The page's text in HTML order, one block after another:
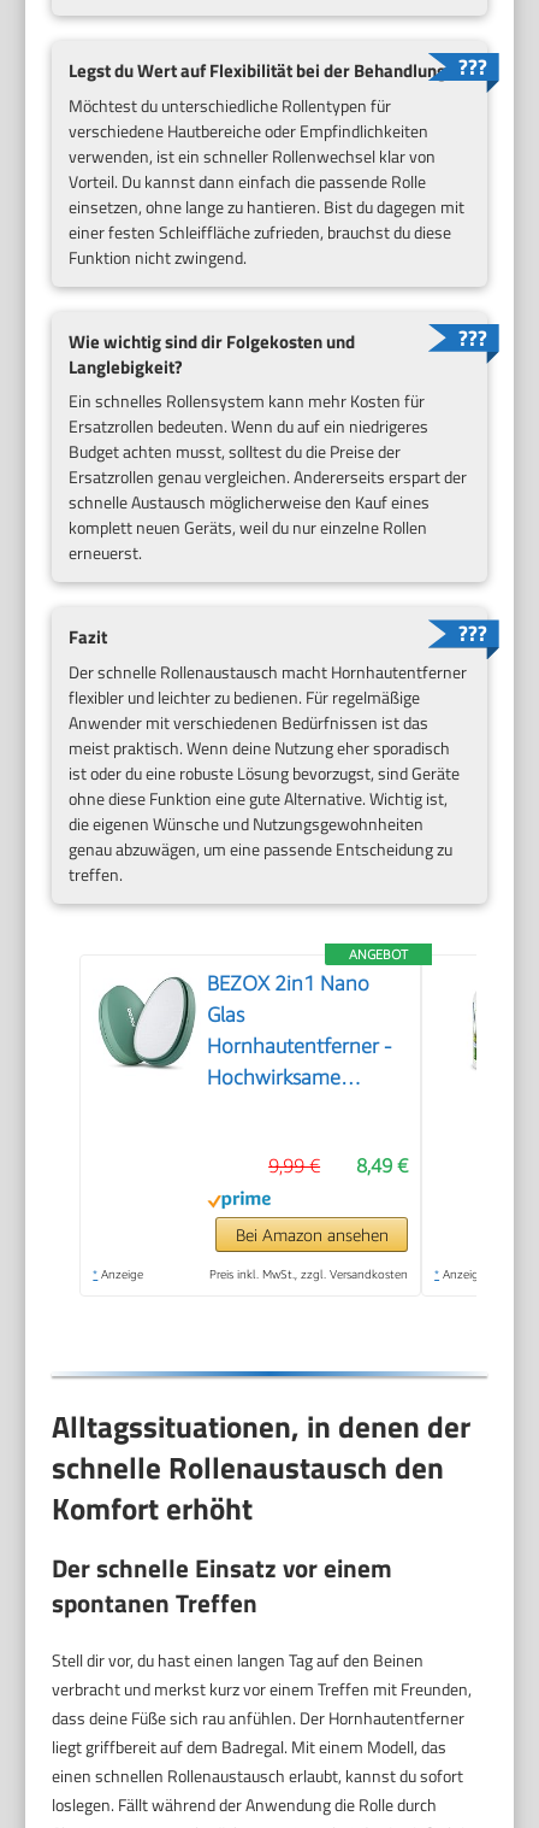
Legst du Wert auf Flexibilität bei der Behandlung?
Möchtest du unterschiedliche Rollentypen für
verschiedene Hautbereiche oder Empfindlichkeiten
verwenden, ist ein schneller Rollenwechsel klar von
Vorteil. Du kannst dann einfach die passende Rolle
einsetzen, ohne lange zu hantieren. Bist du dagegen mit
einer festen Schleiffläche zufrieden, brauchst du diese
Funktion nicht zwingend.
Wie wichtig sind dir Folgekosten und
Langlebigkeit?
Ein schnelles Rollensystem kann mehr Kosten für
Ersatzrollen bedeuten. Wenn du auf ein niedrigeres
Budget achten musst, solltest du die Preise der
Ersatzrollen genau vergleichen. Andererseits erspart der
schnelle Austausch möglicherweise den Kauf eines
komplett neuen Geräts, weil du nur einzelne Rollen
erneuerst.
Fazit
Der schnelle Rollenaustausch macht Hornhautentferner
flexibler und leichter zu bedienen. Für regelmäßige
Anwender mit verschiedenen Bedürfnissen ist das
meist praktisch. Wenn deine Nutzung eher sporadisch
ist oder du eine robuste Lösung bevorzugst, sind Geräte
ohne diese Funktion eine gute Alternative. Wichtig ist,
die eigenen Wünsche und Nutzungsgewohnheiten
genau abzuwägen, um eine passende Entscheidung zu
treffen.
ANGEBOT
BEZOX 2in1 Nano
Glas
Hornhautentferner -
Hochwirksame
Professionelle
Fußpflege sicher &
schnell Zur
Hornhautentfernung
8,49 €
9,99 €
Bei Amazon ansehen
* Anzeige Preis inkl. MwSt., zzgl. Versandkosten * Anzeige
Alltagssituationen, in denen der
schnelle Rollenaustausch den
Komfort erhöht
Der schnelle Einsatz vor einem
spontanen Treffen
Stell dir vor, du hast einen langen Tag auf den Beinen
verbracht und merkst kurz vor einem Treffen mit Freunden,
dass deine Füße sich rau anfühlen. Der Hornhautentferner
liegt griffbereit auf dem Badregal. Mit einem Modell, das
einen schnellen Rollenaustausch erlaubt, kannst du sofort
loslegen. Fällt während der Anwendung die Rolle durch